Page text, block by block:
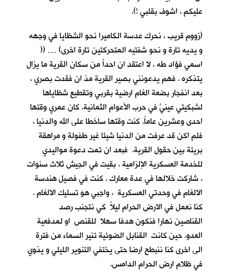
عليكم ، اشوف بقلبي !).
(زووم قريب ، نحرك عدسة الكاميرا نحو الشظايا في وجهه
و يديه تارة و نحو شفتيه المتحركتين تارة اخرى) … ((
اسمي فؤاد طه ، لا اعتقد ان احداً من سكان القرية ما يزال
يتذكره . فهم يدعونني بصير القرية مذ ان فقدت بصري ،
بعد انفجار بضعة الغام ارضية بقربي وتقطيع شظاياها
لشبكيتي عينيَّ في حرب الأعوام الثمانية. كان عمري وقتها
احدى وعشرين عاماً. كنت وقتها ساخطا على الله والدنيا ،
فلم اكن قد عرفت من الدنيا شيئا غير طفولة و مراهقة
بريئة بين حقول القرية. فبعد ان تمت دعوة مواليدي
للخدمة العسكرية الإلزامية ، بقيت في الجيش ثلاث سنوات
، شاركت خلالها في عدة معارك . كنت في فصيل هندسة
الالغام في وحدتي العسكرية ، واجبي هو تسليك الالغام .
كنا نعمل في الارض الحرام ليلاً كي نتجنب رصد
القناصين نهارا فنكون هدفا سهلا للقنص او لمدفعية
العدو. حين كانت القنابل الضوئية تنير السماء من فترة
الى اخرى كنا ننبطح ارضا حتى يختفي التنوير الليلي و يذوي
في ظلام ارض الحرام الدامس.